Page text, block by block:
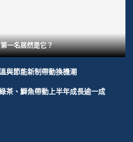
一名居然是它？
與節能新制帶動換機潮
茶、鰤魚帶動上半年成長逾一成